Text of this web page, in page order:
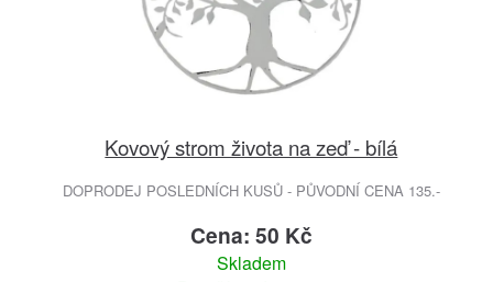
Kovový strom života na zeď - bílá
DOPRODEJ POSLEDNÍCH KUSŮ - PŮVODNÍ CENA 135.-
Cena: 50 Kč
Skladem